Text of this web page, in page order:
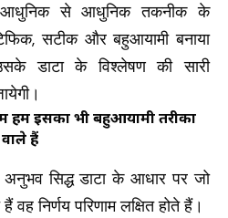
आधुनिक से आधुनिक तकनीक के
सटीक और बहुआयामी बनाया
डाटा के विश्लेषण की सारी
हम इसका भी बहुआयामी तरीकों
हैं
अनुभव सिद्ध डाटा के आधार पर जो
वह निर्णय परिणाम लक्षित होते हैं।